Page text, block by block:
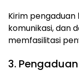
Kirim
komunikasi, dan
memfasilitasi
3.